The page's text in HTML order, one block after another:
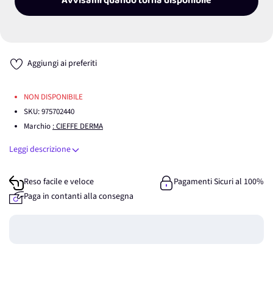
Aggiungi ai preferiti
NON DISPONIBILE
SKU:975702440
Marchio : CIEFFE DERMA
Leggi descrizione
Reso facile e veloce
Pagamenti Sicuri al 100%
Paga in contanti alla consegna